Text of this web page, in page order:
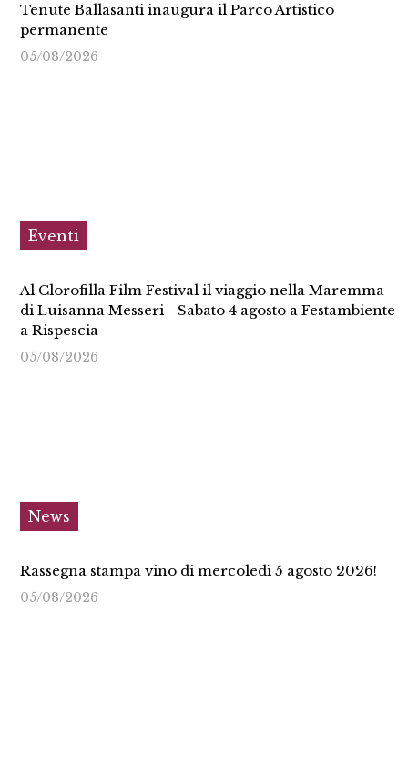
Tenute Ballasanti inaugura il Parco Artistico
permanente
05/08/2026
Eventi
Al Clorofilla Film Festival il viaggio nella Maremma
di Luisanna Messeri - Sabato 4 agosto a Festambiente
a Rispescia
05/08/2026
News
Rassegna stampa vino di mercoledì 5 agosto 2026!
05/08/2026